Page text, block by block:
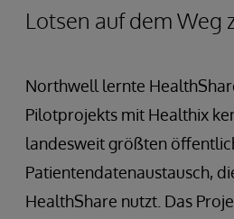
Lotsen auf dem Weg
Northwell lernte
Pilotprojekts mit Healthix
landesweit größten
Patientendatenaustausch,
HealthShare nutzt. Das